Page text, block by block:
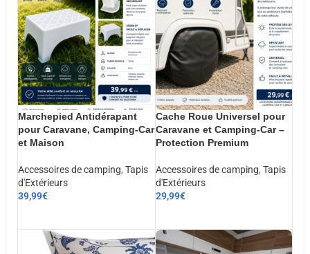
Marchepied Antidérapant
pour Caravane, Camping-Car
et Maison
Accessoires de camping, Tapis
d'Extérieurs
39,99€
Cache Roue Universel pour
Caravane et Camping-Car –
Protection Premium
Accessoires de camping, Tapis
d'Extérieurs
29,99€